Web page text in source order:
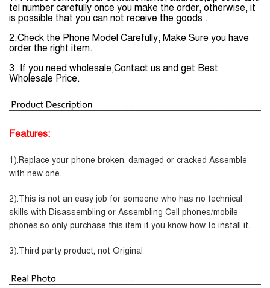
tel number carefully once you make the order, otherwise, it
is possible that you can not receive the goods .
2.Check the Phone Model Carefully, Make Sure you have
order the right item.
3. If you need wholesale,Contact us and get Best
Wholesale Price.
Features:
1).Replace your phone broken, damaged or cracked Assemble
with new one.
2).This is not an easy job for someone who has no technical
skills with Disassembling or Assembling Cell phones/mobile
phones,so only purchase this item if you know how to install it.
3).Third party product, not Original